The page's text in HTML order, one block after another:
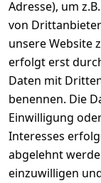
Adresse), um
von
unsere Website
erfolgt erst
Daten mit
benennen. Die
Einwilligung
Interesses
abgelehnt
einzuwilligen
AGB
Impressum
Datenschutze
rklärung
Barrierefreihe
itserklärung
Widerrufsrec
ht
↺ 30 Tage